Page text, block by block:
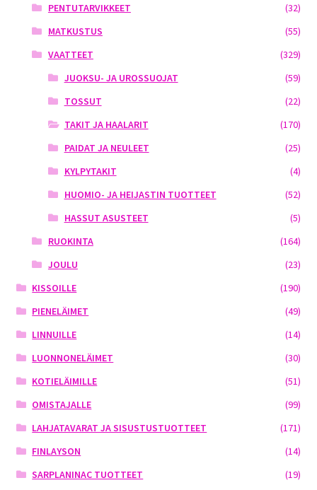
PENTUTARVIKKEET
(32)
MATKUSTUS
(55)
VAATTEET
(329)
JUOKSU- JA UROSSUOJAT
(59)
TOSSUT
(22)
TAKIT JA HAALARIT
(170)
PAIDAT JA NEULEET
(25)
KYLPYTAKIT
(4)
HUOMIO- JA HEIJASTIN TUOTTEET
(52)
HASSUT ASUSTEET
(5)
RUOKINTA
(164)
JOULU
(23)
KISSOILLE
(190)
PIENELÄIMET
(49)
LINNUILLE
(14)
LUONNONELÄIMET
(30)
KOTIELÄIMILLE
(51)
OMISTAJALLE
(99)
LAHJATAVARAT JA SISUSTUSTUOTTEET
(171)
FINLAYSON
(14)
SARPLANINAC TUOTTEET
(19)